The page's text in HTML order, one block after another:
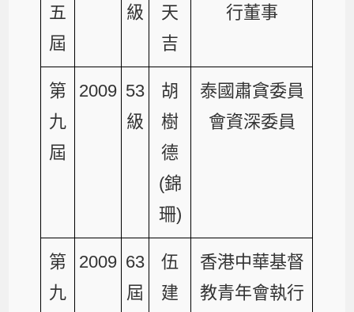
五
屆
級
天
吉
行董事
第
九
屆
2009 53
級
胡
樹
德
(錦
珊)
泰國肅貪委員
會資深委員
第
九
2009 63
屆
伍
建
香港中華基督
教青年會執行